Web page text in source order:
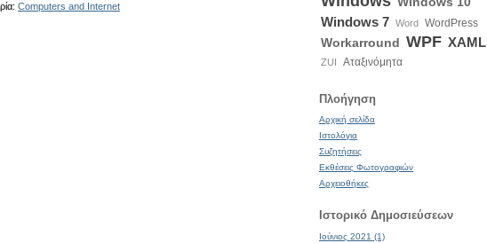
Computers and Internet
Windows 7 Word WordPress
Workarround WPF XAML
ZUI Αταξινόμητα
Πλοήγηση
Αρχική σελίδα
Ιστολόγια
Συζητήσεις
Εκθέσεις Φωτογραφιών
Αρχειοθήκες
Ιστορικό Δημοσιεύσεων
Ιούνιος 2021 (1)